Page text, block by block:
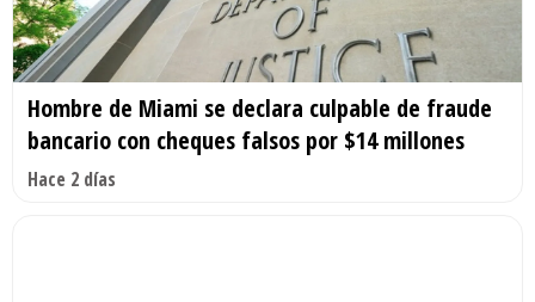
Hombre de Miami se declara culpable de fraude
bancario con cheques falsos por $14 millones
Hace 2 días